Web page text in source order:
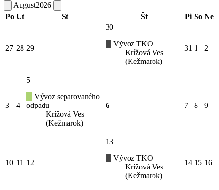
August2026
Po Ut St Št Pi So Ne
27 28 29
30
Vývoz TKO
Krížová Ves
(Kežmarok)
31 1 2
3 4
5
Vývoz separovaného
odpadu
Krížová Ves
(Kežmarok)
6 7 8 9
10 11 12
13
Vývoz TKO
Krížová Ves
(Kežmarok)
14 15 16